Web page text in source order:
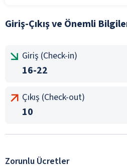
Giriş-Çıkış ve Önemli
Giriş (Check-in)
16-22
Çıkış (Check-out)
10
Zorunlu Ücretler